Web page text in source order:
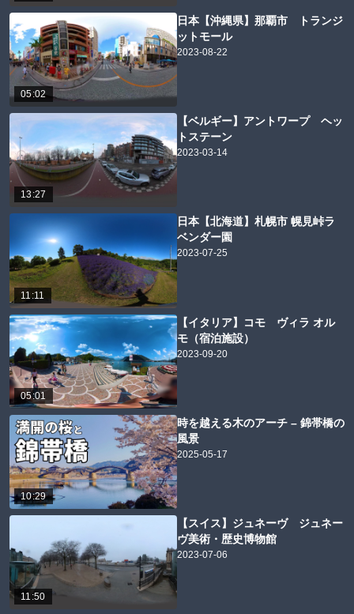
05:02
日本【沖縄県】那覇市 トランジ
ットモール
2023-08-22
13:27
【ベルギー】アントワープ ヘッ
トステーン
2023-03-14
11:11
日本【北海道】札幌市 幌見峠ラ
ベンダー園
2023-07-25
05:01
【イタリア】コモ ヴィラ オル
モ（宿泊施設）
2023-09-20
10:29
時を越える木のアーチ – 錦帯橋の
風景
2025-05-17
11:50
【スイス】ジュネーヴ ジュネー
ヴ美術・歴史博物館
2023-07-06